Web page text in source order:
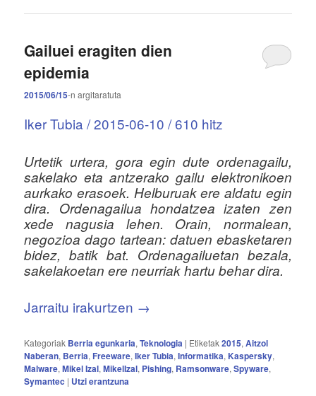
Gailuei eragiten dien
epidemia
2015/06/15-nargitaratuta
Iker Tubia / 2015-06-10 / 610 hitz
Urtetik urtera, gora egin dute ordenagailu,
sakelako eta antzerako gailu elektronikoen
aurkako erasoek. Helburuak ere aldatu egin
dira. Ordenagailua hondatzea izaten zen
xede nagusia lehen. Orain, normalean,
negozioa dago tartean: datuen ebasketaren
bidez, batik bat. Ordenagailuetan bezala,
sakelakoetan ere neurriak hartu behar dira.
Jarraitu irakurtzen →
Kategoriak Berria egunkaria,Teknologia | Etiketak2015,Aitzol
Naberan, Berria, Freeware,Iker Tubia,Informatika, Kaspersky,
Malware,Mikel Izal,MikelIzal, Pishing, Ramsonware,Spyware,
Symantec | Utzi erantzuna